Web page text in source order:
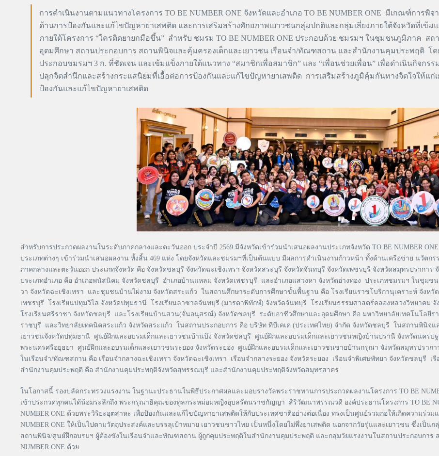
การดำเนินงานตามแนวทางโครงการ TO BE NUMBER ONE จังหวัดและอำเภอ TO BE NUMBER ONE มีเกณฑ์กา
ด้านการป้องกันและแก้ไขปัญหายาเสพติด และการเสริมสร้างศักยภาพเยาวชนกลุ่มปกติและกลุ่มเสี่ยงภายใต้จังหวัดที่เข้ม
ภายใต้โครงการ “ใครติดยายกมือขึ้น” สำหรับ ชมรม TO BE NUMBER ONE ประกอบด้วย ชมรมฯ ในชุมชนภูมิภาค
อุดมศึกษา สถานประกอบการ สถานพินิจและคุ้มครองเด็กและเยาวชน เรือนจำ/ทัณฑสถาน และสำนักงานคุมประพฤติ โ
ประกอบชมรมฯ 3 ก. ที่ชัดเจน และเข้มแข็งภายใต้แนวทาง “สมาชิกเพื่อสมาชิก” และ “เพื่อนช่วยเพื่อน” เพื่อดำเนินกิจก
ปลุกจิตสำนึกและสร้างกระแสนิยมที่เอื้อต่อการป้องกันและแก้ไขปัญหายาเสพติด การเสริมสร้างภูมิคุ้มกันทางจิตใจให้แก่
ป้องกันและแก้ไขปัญหายาเสพติด
สำหรับการประกวดผลงานในระดับภาคกลางและตะวันออก ประจำปี 2569 มีจังหวัดเข้าร่วมนำเสนอผลงานประเภทจังหวัด TO BE NUMBER
ประเภทต่างๆ เข้าร่วมนำเสนอผลงาน ทั้งสิ้น 469 แห่ง โดยจังหวัดและชมรมฯที่เป็นต้นแบบ มีผลการดำเนินงานก้าวหน้า ทั้งด้านเครือข่าย นวัต
ภาคกลางและตะวันออก ประเภทจังหวัด คือ จังหวัดชลบุรี จังหวัดฉะเชิงเทรา จังหวัดสระบุรี จังหวัดจันทบุรี จังหวัดเพชรบุรี จังหวัดสมุทรปราการ
ประเภทอำเภอ คือ อำเภอพนัสนิคม จังหวัดชลบุรี อำเภอบ้านแหลม จังหวัดเพชรบุรี และอำเภอแสวงหา จังหวัดอ่างทอง ประเภทชมรมฯ ในชุ
วา จังหวัดฉะเชิงเทรา และชุมชนบ้านไผ่งาม จังหวัดสระแก้ว ในสถานศึกษาระดับการศึกษาขั้นพื้นฐาน คือ โรงเรียนราชโบริกานุเคราะห์ จังห
เพชรบุรี โรงเรียนปทุมวิไล จังหวัดปทุมธานี โรงเรียนลาซาลจันทบุรี (มารดาพิทักษ์) จังหวัดจันทบุรี โรงเรียนธรรมศาสตร์คลองหลวงวิทยาคม
โรงเรียนศรีราชา จังหวัดชลบุรี และโรงเรียนบ้านสวน(จั่นอนุสรณ์) จังหวัดชลบุรี ระดับอาชีวศึกษาและอุดมศึกษา คือ มหาวิทยาลัยเทคโนโลยี
ราชบุรี และวิทยาลัยเทคนิคสระแก้ว จังหวัดสระแก้ว ในสถานประกอบการ คือ บริษัท ทีบีเคเค (ประเทศไทย) จำกัด จังหวัดชลบุรี ในสถานพินิจแ
เยาวชนจังหวัดปทุมธานี ศูนย์ฝึกและอบรมเด็กและเยาวชนบ้านบึง จังหวัดชลบุรี ศูนย์ฝึกและอบรมเด็กและเยาวชนหญิงบ้านปรานี จังหวัดนครป
พระนครศรีอยุธยา ศูนย์ฝึกและอบรมเด็กและเยาวชนระยอง จังหวัดระยอง ศูนย์ฝึกและอบรมเด็กและเยาวชนชายบ้านกรุณา จังหวัดสมุทรปรา
ในเรือนจำ/ทัณฑสถาน คือ เรือนจำกลางฉะเชิงเทรา จังหวัดฉะเชิงเทรา เรือนจำกลางระยอง จังหวัดระยอง เรือนจำพิเศษพัทยา จังหวัดชลบุรี
สำนักงานคุมประพฤติ คือ สำนักงานคุมประพฤติจังหวัดสุพรรณบุรี และสำนักงานคุมประพฤติจังหวัดสมุทรสาคร
ในโอกาสนี้ รองปลัดกระทรวงแรงงาน ในฐานะประธานในพิธีประกาศผลและมอบรางวัลพระราชทานการประกวดผลงานโครงการ TO BE
เข้าประกวดทุกคนได้น้อมระลึกถึง พระกรุณาธิคุณของทูลกระหม่อมหญิงอุบลรัตนราชกัญญา สิริวัฒนาพรรณวดี องค์ประธานโครงการ TO BE
NUMBER ONE ด้วยพระวิริยะอุตสาหะ เพื่อป้องกันและแก้ไขปัญหายาเสพติดให้กับประเทศชาติอย่างต่อเนื่อง ทรงเป็นศูนย์รวมก่อให้เกิดความร่ว
NUMBER ONE ให้เป็นไปตามวัตถุประสงค์และบรรลุเป้าหมาย เยาวชนชาวไทย เป็นหนึ่งโดยไม่พึ่งยาเสพติด นอกจากวัยรุ่นและเยาวชน ซึ่งเป็น
สถานพินิจ/ศูนย์ฝึกอบรมฯ ผู้ต้องขังในเรือนจำและทัณฑสถาน ผู้ถูกคุมประพฤติในสำนักงานคุมประพฤติ และกลุ่มวัยแรงงานในสถานประกอบการ
NUMBER ONE ด้วย